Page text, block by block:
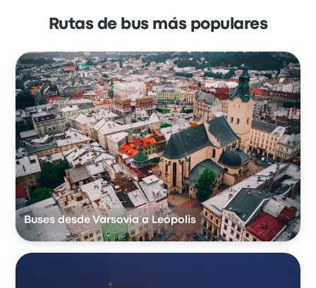
Rutas de bus más populares
Buses desde Varsovia a Leópolis